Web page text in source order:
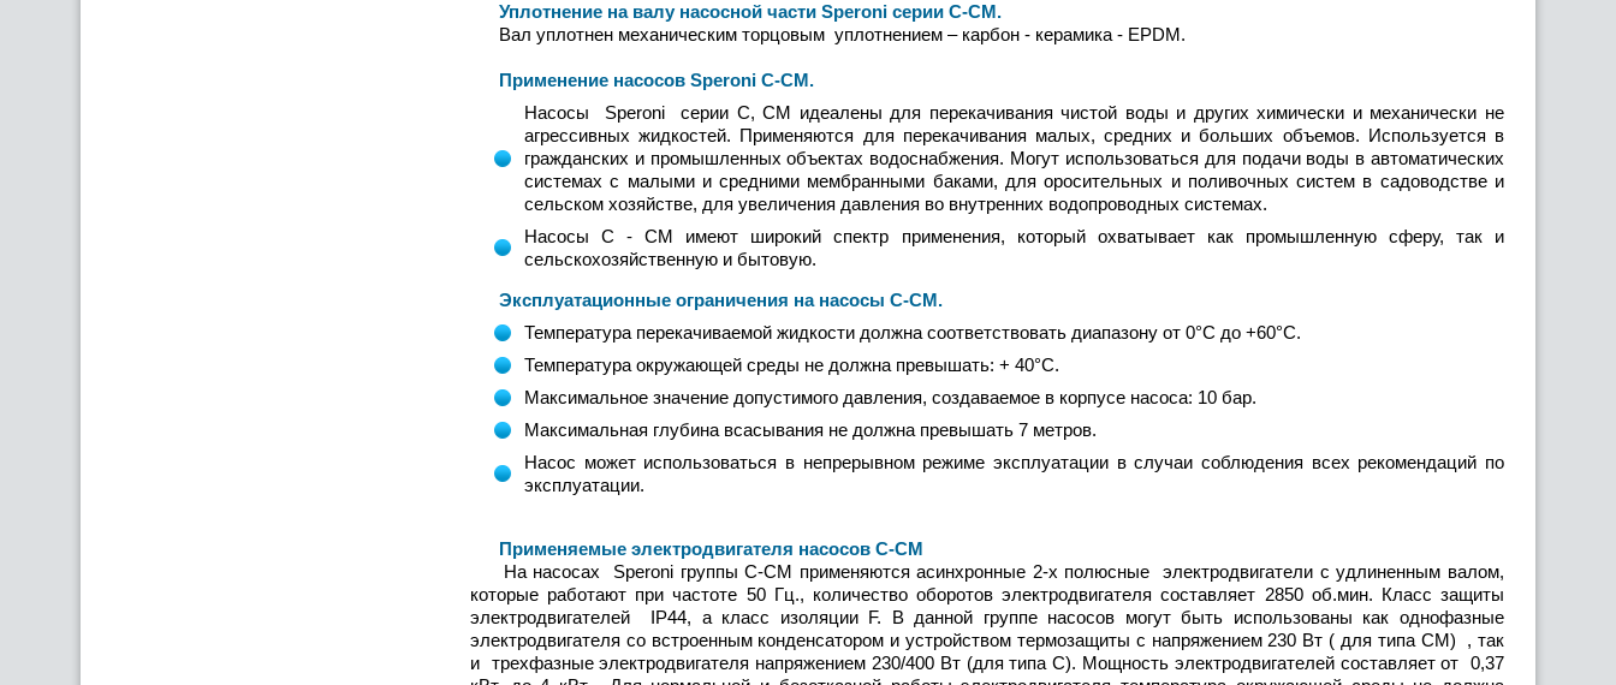
Уплотнение на валу насосной части Speroni серии С-СМ.
Вал уплотнен механическим торцовым уплотнением – карбон - керамика - EPDM.
Применение насосов Speroni С-СМ.
Насосы Speroni серии C, CM идеалены для перекачивания чистой воды и других химически и механически не
агрессивных жидкостей. Применяются для перекачивания малых, средних и больших объемов. Используется в
гражданских и промышленных объектах водоснабжения. Могут использоваться для подачи воды в автоматических
системах с малыми и средними мембранными баками, для оросительных и поливочных систем в садоводстве и
сельском хозяйстве, для увеличения давления во внутренних водопроводных системах.
Насосы С - СМ имеют широкий спектр применения, который охватывает как промышленную сферу, так и
сельскохозяйственную и бытовую.
Эксплуатационные ограничения на насосы С-СМ.
Температура перекачиваемой жидкости должна соответствовать диапазону от 0°C до +60°C.
Температура окружающей среды не должна превышать: + 40°C.
Максимальное значение допустимого давления, создаваемое в корпусе насоса: 10 бар.
Максимальная глубина всасывания не должна превышать 7 метров.
Насос может использоваться в непрерывном режиме эксплуатации в случаи соблюдения всех рекомендаций по
эксплуатации.
Применяемые электродвигателя насосов С-СМ
На насосах Speroni группы С-СМ применяются асинхронные 2-х полюсные электродвигатели с удлиненным валом,
которые работают при частоте 50 Гц., количество оборотов электродвигателя составляет 2850 об.мин. Класс защиты
электродвигателей IP44, а класс изоляции F. В данной группе насосов могут быть использованы как однофазные
электродвигателя со встроенным конденсатором и устройством термозащиты с напряжением 230 Вт ( для типа СM) , так
и трехфазные электродвигателя напряжением 230/400 Вт (для типа С). Мощность электродвигателей составляет от 0,37